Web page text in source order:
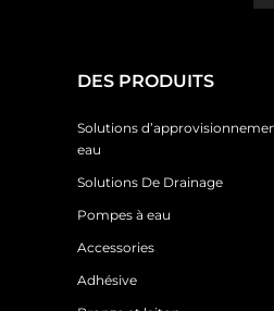
DES PRODUITS
Solutions
eau
Solutions De Drainage
Pompes à eau
Accessories
Adhésive